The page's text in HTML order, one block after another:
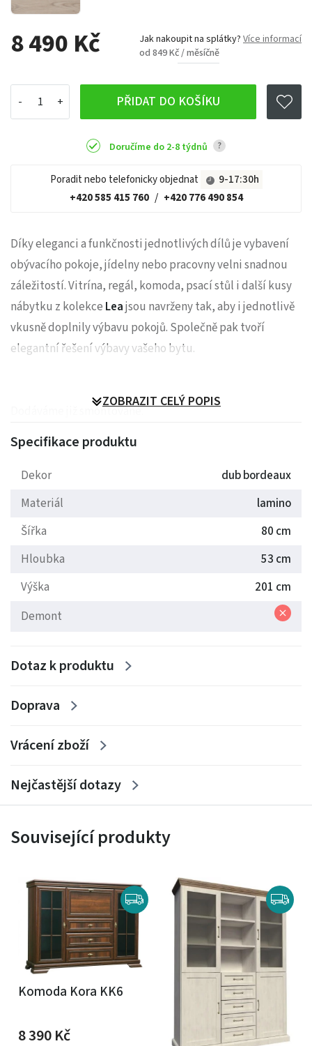
8 490 Kč Jak nakoupit na splátky? Více informací
od 849 Kč / měsíčně
PŘIDAT DO KOŠÍKU
Doručíme do 2-8 týdnů ?
Poradit nebo telefonicky objednat
9-17:30h
+420 585 415 760 / +420 776 490 854
Díky eleganci a funkčnosti jednotlivých dílů je vybavení
obývacího pokoje, jídelny nebo pracovny velni snadnou
záležitostí. Vitrína, regál, komoda, psací stůl i další kusy
nábytku z kolekce Leajsou navrženy tak, aby i jednotlivě
vkusně doplnily výbavu pokojů. Společně pak tvoří
elegantní řešení výbavy vašeho bytu.
Dodáváme již smontované.
Barva: Dub bordeux
ZOBRAZIT CELÝ POPIS
Specifikace produktu
Dekor
dub bordeaux
Materiál
lamino
Šířka
80 cm
Hloubka
53 cm
Výška
201 cm
Demont
Dotaz k produktu
Doprava
Vrácení zboží
Nejčastější dotazy
Související produkty
Komoda Kora KK6
8 390Kč